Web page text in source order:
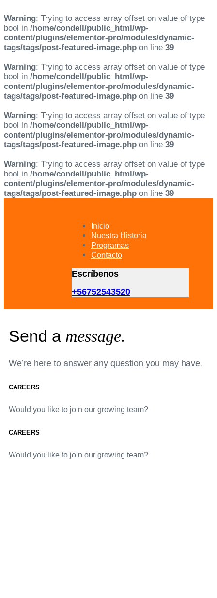
Warning: Trying to access array offset on value of type
bool in /home/condell/public_html/wp-
content/plugins/elementor-pro/modules/dynamic-
tags/tags/post-featured-image.php on line 39
Warning: Trying to access array offset on value of type
bool in /home/condell/public_html/wp-
content/plugins/elementor-pro/modules/dynamic-
tags/tags/post-featured-image.php on line 39
Warning: Trying to access array offset on value of type
bool in /home/condell/public_html/wp-
content/plugins/elementor-pro/modules/dynamic-
tags/tags/post-featured-image.php on line 39
Warning: Trying to access array offset on value of type
bool in /home/condell/public_html/wp-
content/plugins/elementor-pro/modules/dynamic-
tags/tags/post-featured-image.php on line 39
Inicio
Nuestra Historia
Programas
Contacto
Escríbenos
+56752543520
Send a message.
We’re here to answer any question you may have.
CAREERS
Would you like to join our growing team?
CAREERS
Would you like to join our growing team?